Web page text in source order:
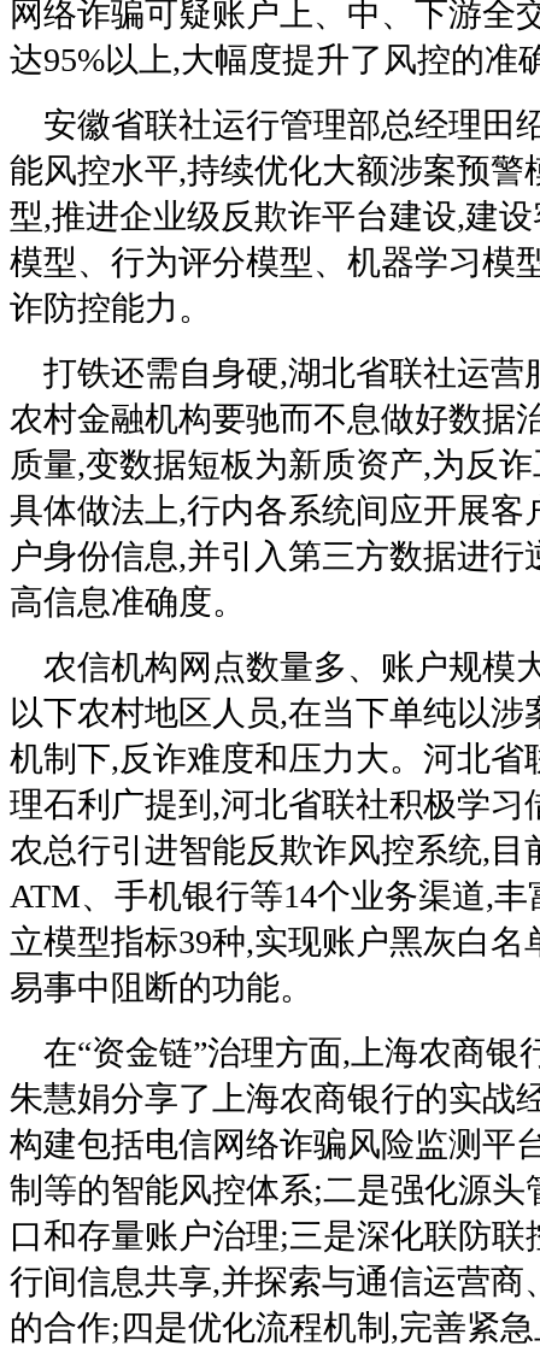
网络诈骗可疑账户上、中、下游全
达95%以上,大幅度提升了风控的准
安徽省联社运行管理部总经理田
能风控水平,持续优化大额涉案预警
型,推进企业级反欺诈平台建设,建
模型、行为评分模型、机器学习模
诈防控能力。
打铁还需自身硬,湖北省联社运营
农村金融机构要驰而不息做好数据
质量,变数据短板为新质资产,为反
具体做法上,行内各系统间应开展客
户身份信息,并引入第三方数据进
高信息准确度。
农信机构网点数量多、账户规模
以下农村地区人员,在当下单纯以
机制下,反诈难度和压力大。河北省
理石利广提到,河北省联社积极学习
农总行引进智能反欺诈风控系统,目
ATM、手机银行等14个业务渠道,
立模型指标39种,实现账户黑灰白
易事中阻断的功能。
在“资金链”治理方面,上海农商银
朱慧娟分享了上海农商银行的实战
构建包括电信网络诈骗风险监测平
制等的智能风控体系;二是强化源头
口和存量账户治理;三是深化联防
行间信息共享,并探索与通信运营商
的合作;四是优化流程机制,完善紧